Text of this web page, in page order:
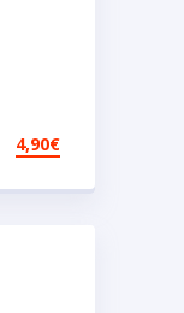
4,90€